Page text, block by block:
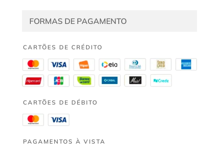
FORMAS DE PAGAMENTO
CARTÕES DE CRÉDITO
CARTÕES DE DÉBITO
PAGAMENTOS À VISTA